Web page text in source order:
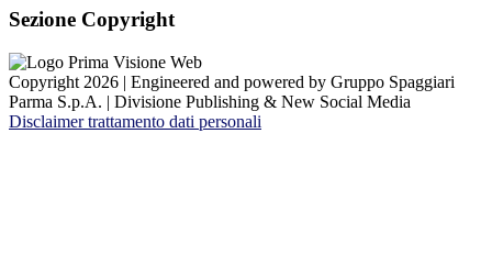
Sezione Copyright
Copyright 2026 | Engineered and powered by Gruppo Spaggiari
Parma S.p.A. | Divisione Publishing & New Social Media
Disclaimer trattamento dati personali